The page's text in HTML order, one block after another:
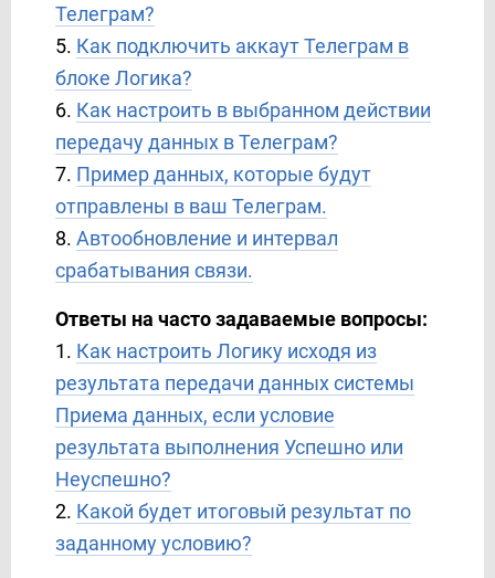
Телеграм?
5. Как подключить аккаут Телеграм в
блоке Логика?
6. Как настроить в выбранном действии
передачу данных в Телеграм?
7. Пример данных, которые будут
отправлены в ваш Телеграм.
8. Автообновление и интервал
срабатывания связи.
Ответы на часто задаваемые вопросы:
1. Как настроить Логику исходя из
результата передачи данных системы
Приема данных, если условие
результата выполнения Успешно или
Неуспешно?
2. Какой будет итоговый результат по
заданному условию?